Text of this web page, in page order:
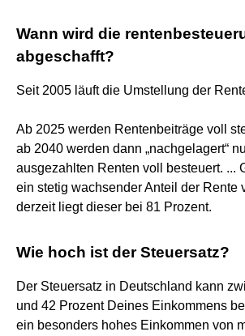
Wann wird die
abgeschafft?
Seit 2005 läuft die Umstellung der
Ab 2025 werden Rentenbeiträge voll
ab 2040 werden dann „nachgelagert“
ausgezahlten Renten voll besteuert. ...
ein stetig wachsender Anteil der Rente
derzeit liegt dieser bei 81 Prozent.
Wie hoch ist der Steuersatz?
Der Steuersatz in Deutschland kann
und 42 Prozent Deines Einkommens
ein besonders hohes Einkommen von